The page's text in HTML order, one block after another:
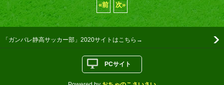
«前 次»
「ガンバレ静高サッカー部」2020サイトはこちら→
PCサイト